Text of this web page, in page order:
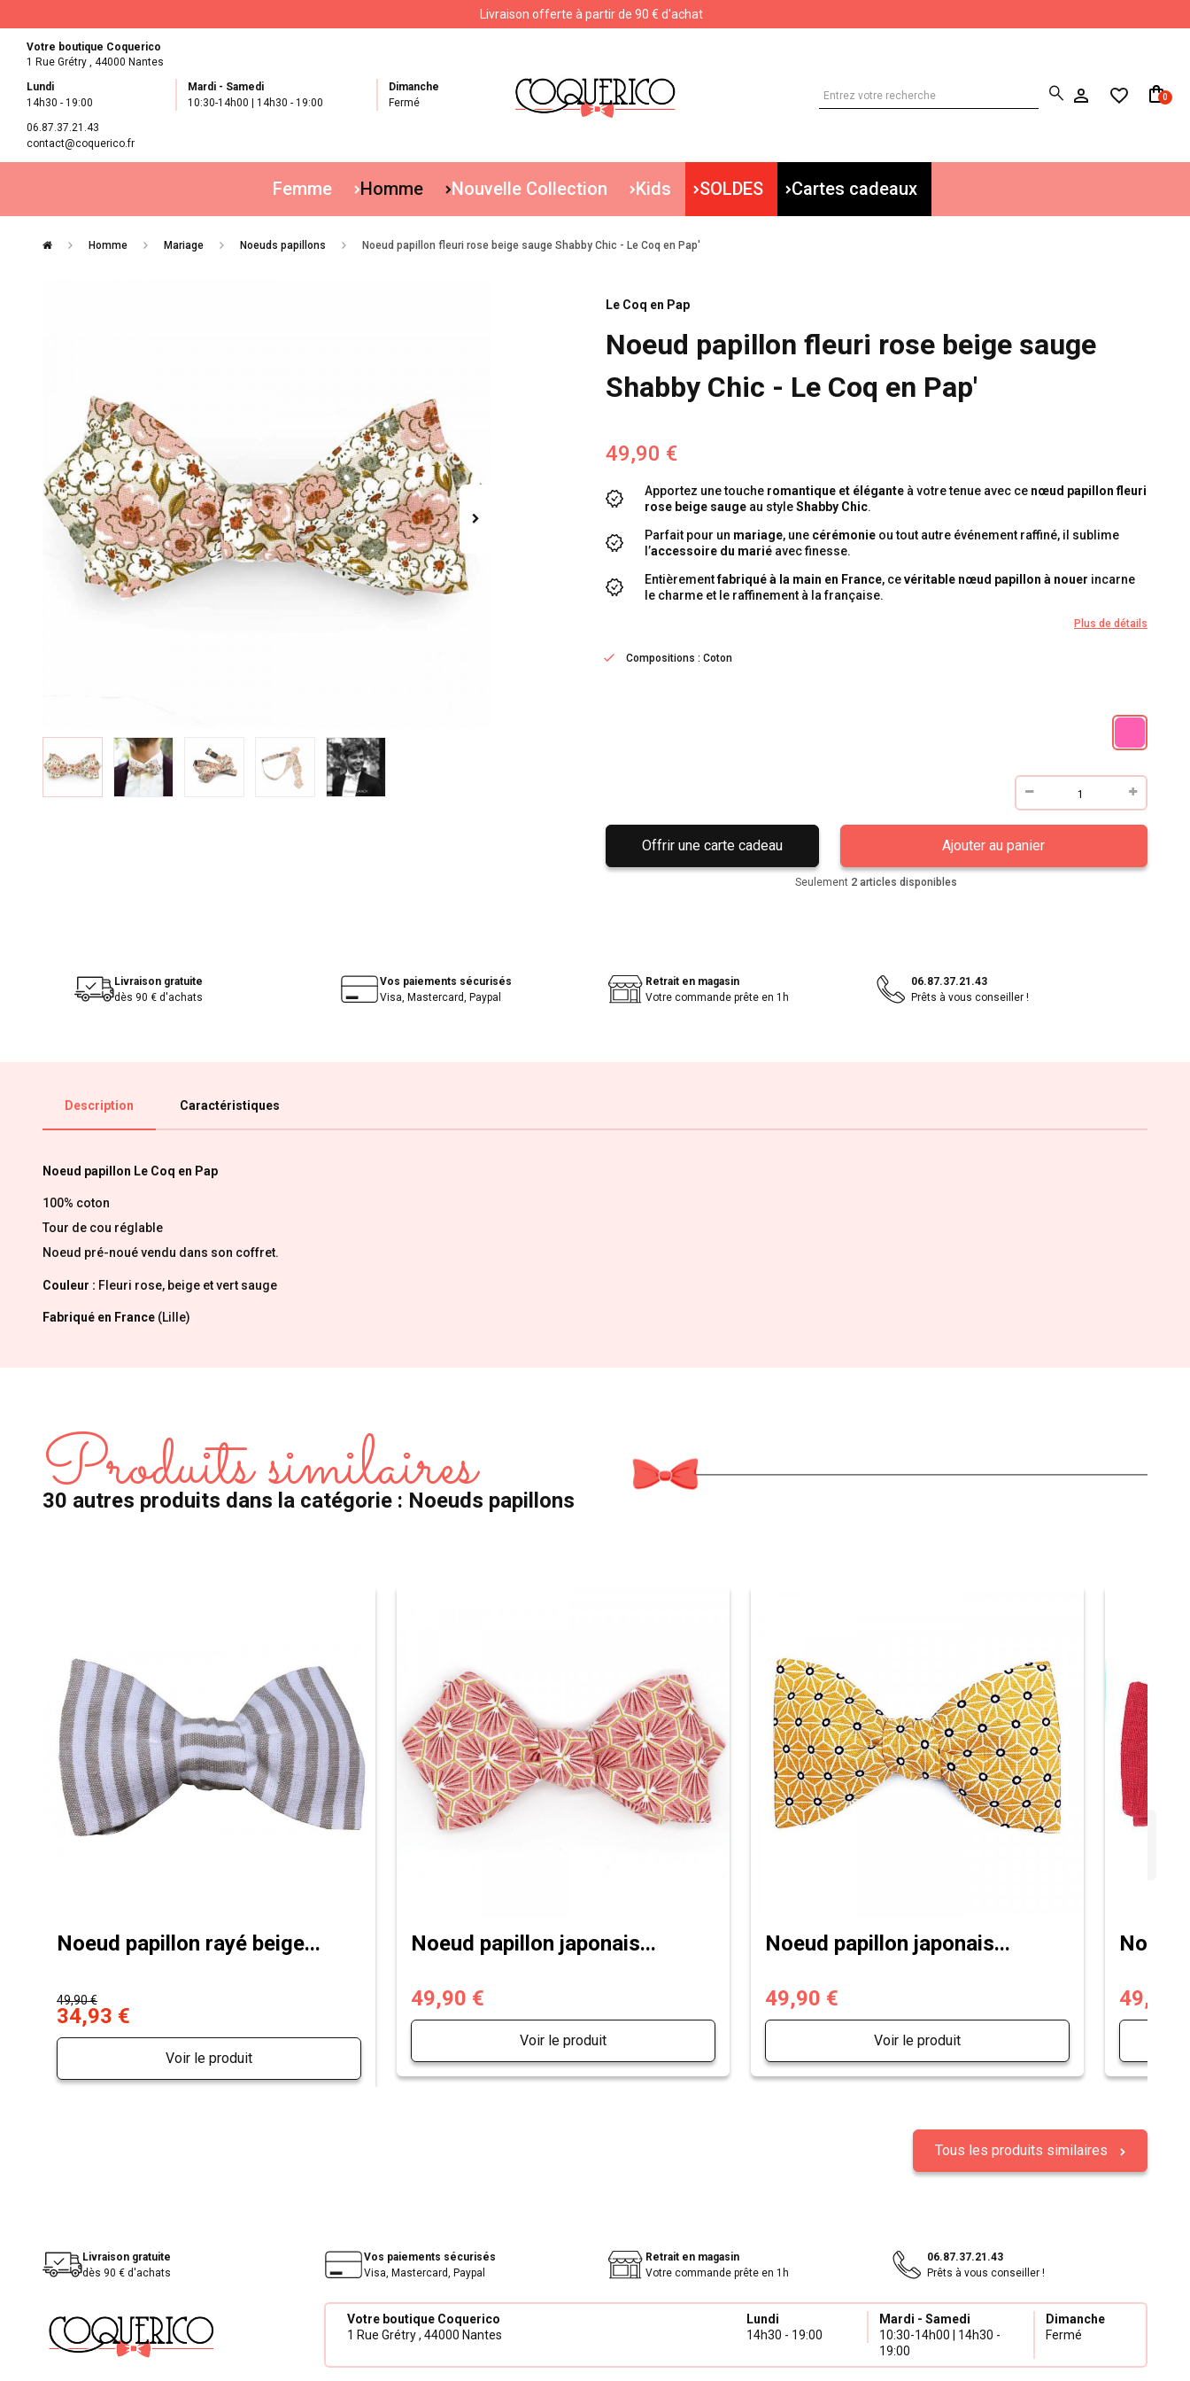
Livraison offerte à partir de 90 € d'achat
Votre boutique Coquerico
1 Rue Grétry , 44000 Nantes
Lundi
14h30 - 19:00
Mardi - Samedi
10:30-14h00 | 14h30 - 19:00
Dimanche
Fermé
06.87.37.21.43
contact@coquerico.fr
0
Femme Homme Nouvelle Collection Kids SOLDES Cartes cadeaux
Homme Mariage Noeuds papillons Noeud papillon fleuri rose beige sauge Shabby Chic - Le Coq en Pap'
Le Coq en Pap
Noeud papillon fleuri rose beige sauge
Shabby Chic - Le Coq en Pap'
49,90 €
Apportez une touche romantique et éléganteà votre tenue avec ce nœud papillon fleuri
rose beige saugeau styleShabby Chic.
Parfait pour un mariage, une cérémonieou tout autre événement raffiné, il sublime
l’accessoire du marié avec finesse.
Entièrementfabriqué à la main en France, cevéritable nœud papillon à nouer incarne
le charme et le raffinement à la française.
Plus de détails
Compositions : Coton
Ajouter au panier
Offrir une carte cadeau
Seulement 2 articles disponibles
Livraison gratuite
dès 90 € d'achats
Vos paiements sécurisés
Visa, Mastercard, Paypal
Retrait en magasin
Votre commande prête en 1h
06.87.37.21.43
Prêts à vous conseiller !
Description Caractéristiques
Noeud papillon Le Coq en Pap
100% coton
Tour de cou réglable
Noeud pré-noué vendu dans son coffret.
Couleur : Fleuri rose, beige et vert sauge
Fabriqué en France (Lille)
Produits similaires
30 autres produits dans la catégorie : Noeuds papillons
Noeud papillon rayé beige...
49,90 €
34,93 €
Voir le produit
Noeud papillon japonais...
49,90 €
Voir le produit
Noeud papillon japonais...
49,90 €
Voir le produit
Noeud
49,90
Tous les produits similaires
Livraison gratuite
dès 90 € d'achats
Vos paiements sécurisés
Visa, Mastercard, Paypal
Retrait en magasin
Votre commande prête en 1h
06.87.37.21.43
Prêts à vous conseiller !
Votre boutique Coquerico
1 Rue Grétry , 44000 Nantes
Lundi
14h30 - 19:00
Mardi - Samedi
10:30-14h00 | 14h30 -
19:00
Dimanche
Fermé